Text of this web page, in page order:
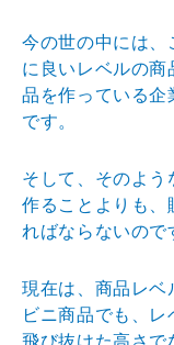
今の世の中には、
に良 いレベルの商
品を作っている企
です。
そして、そのよう
作る ことよりも、
ればなら ないので
現在は、商品レベ
ビニ商品でも、レ
飛び抜けた高さで